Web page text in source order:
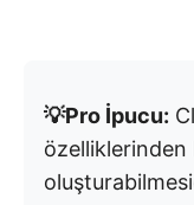
💡Pro İpucu:
özelliklerinden